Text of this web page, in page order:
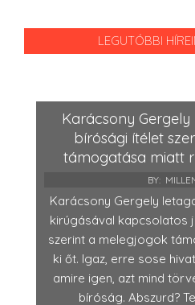
LEGUTÓBBI
Karácsony
bírósági ítélet
támogatása miatt
BY:
Karácsony Gergely
kirúgásával kapcsolatos
szerint a melegjogok
ki őt. Igaz, erre sose
amire igen, azt mind
bíróság. Abszurd?